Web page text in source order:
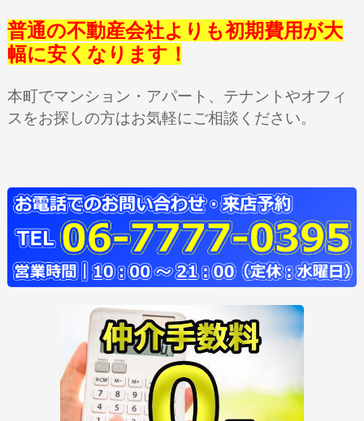
普通の不動産会社よりも初期費用が大
幅に安くなります！
本町でマンション・アパート、テナントやオフィ
スをお探しの方はお気軽にご相談ください。